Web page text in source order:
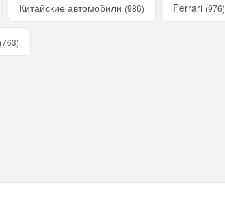
Китайские автомобили (986) Ferrari (976)
(763)